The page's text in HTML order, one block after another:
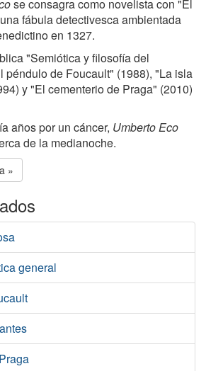
se consagra como novelista con "El
fábula detectivesca ambientada
en 1327.
"Semiótica y filosofía del
péndulo de Foucault" (1988), "La isla
y "El cementerio de Praga" (2010)
años por un cáncer, Umberto Eco
de la medianoche.
»
general